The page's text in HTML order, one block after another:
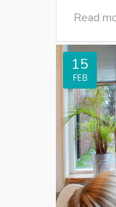
Read
15
FEB